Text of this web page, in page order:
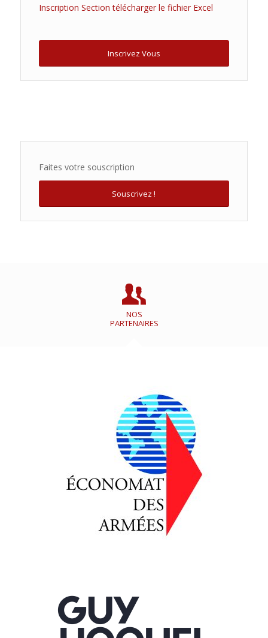
Inscription Section télécharger le fichier Excel
Inscrivez Vous
Faites votre souscription
Souscrivez !
NOS
PARTENAIRES